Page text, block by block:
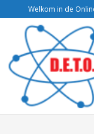
Welkom in de